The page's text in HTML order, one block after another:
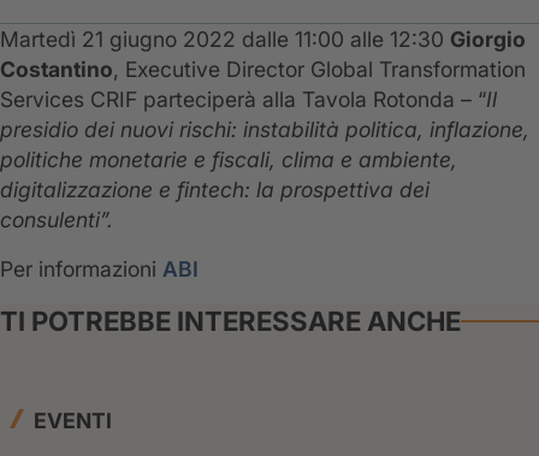
Martedì 21 giugno 2022 dalle 11:00 alle 12:30 Giorgio
Costantino, Executive Director Global Transformation
Services CRIF parteciperà alla Tavola Rotonda – “Il
presidio dei nuovi rischi: instabilità politica, inflazione,
politiche monetarie e fiscali, clima e ambiente,
digitalizzazione e fintech: la prospettiva dei
consulenti”.
Per informazioni ABI
TI POTREBBE INTERESSARE ANCHE
EVENTI